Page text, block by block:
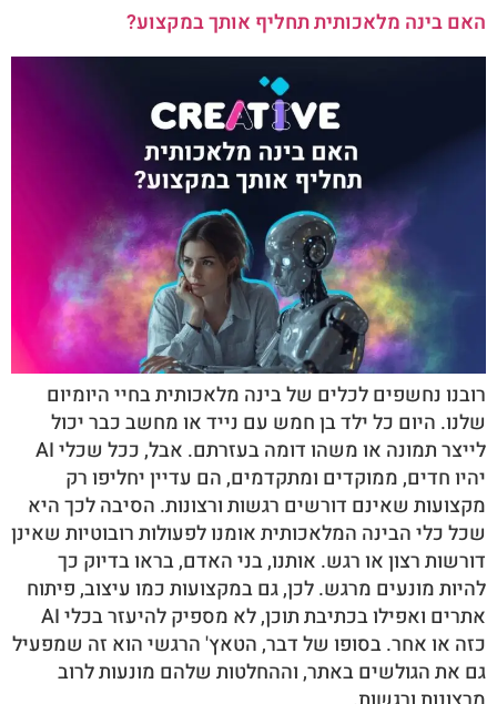
האם בינה מלאכותית תחליף אותך במקצוע?
רובנו נחשפים לכלים של בינה מלאכותית בחיי היומיום
שלנו. היום כל ילד בן חמש עם נייד או מחשב כבר יכול
לייצר תמונה או משהו דומה בעזרתם. אבל, ככל שכלי AI
יהיו חדים, ממוקדים ומתקדמים, הם עדיין יחליפו רק
מקצועות שאינם דורשים רגשות ורצונות. הסיבה לכך היא
שכל כלי הבינה המלאכותית אומנו לפעולות רובוטיות שאינן
דורשות רצון או רגש. אותנו, בני האדם, בראו בדיוק כך
להיות מונעים מרגש. לכן, גם במקצועות כמו עיצוב, פיתוח
אתרים ואפילו בכתיבת תוכן, לא מספיק להיעזר בכלי AI
כזה או אחר. בסופו של דבר, הטאץ' הרגשי הוא זה שמפעיל
גם את הגולשים באתר, וההחלטות שלהם מונעות לרוב